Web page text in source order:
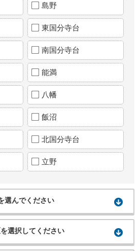
島野
東国分寺台
南国分寺台
能満
八幡
飯沼
北国分寺台
立野
選んでください
選択してください